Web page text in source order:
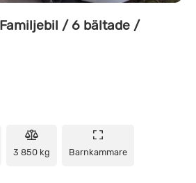
/ 6 bältade /
3 850 kg Barnkammare